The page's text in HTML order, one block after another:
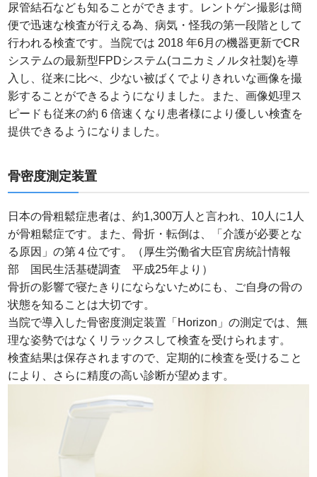
尿管結石なども知ることができます。レントゲン撮影は簡
便で迅速な検査が行える為、病気・怪我の第一段階として
行われる検査です。当院では 2018 年6月の機器更新でCR
システムの最新型FPDシステム(コニカミノルタ社製)を導
入し、従来に比べ、少ない被ばくでよりきれいな画像を撮
影することができるようになりました。また、画像処理ス
ピードも従来の約 6 倍速くなり患者様により優しい検査を
提供できるようになりました。
骨密度測定装置
日本の骨粗鬆症患者は、約1,300万人と言われ、10人に1人
が骨粗鬆症です。また、骨折・転倒は、「介護が必要とな
る原因」の第４位です。（厚生労働省大臣官房統計情報
部 国民生活基礎調査 平成25年より）
骨折の影響で寝たきりにならないためにも、ご自身の骨の
状態を知ることは大切です。
当院で導入した骨密度測定装置「Horizon」の測定では、無
理な姿勢ではなくリラックスして検査を受けられます。
検査結果は保存されますので、定期的に検査を受けること
により、さらに精度の高い診断が望めます。